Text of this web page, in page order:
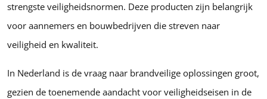
strengste veiligheidsnormen. Deze producten zijn belangrijk
voor aannemers en bouwbedrijven die streven naar
veiligheid en kwaliteit.
In Nederland is de vraag naar brandveilige oplossingen groot,
gezien de toenemende aandacht voor veiligheidseisen in de